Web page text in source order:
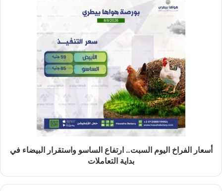
أسعار الفراخ اليوم السبت.. ارتفاع الساسو واستقرار البيضاء في
بداية التعاملات